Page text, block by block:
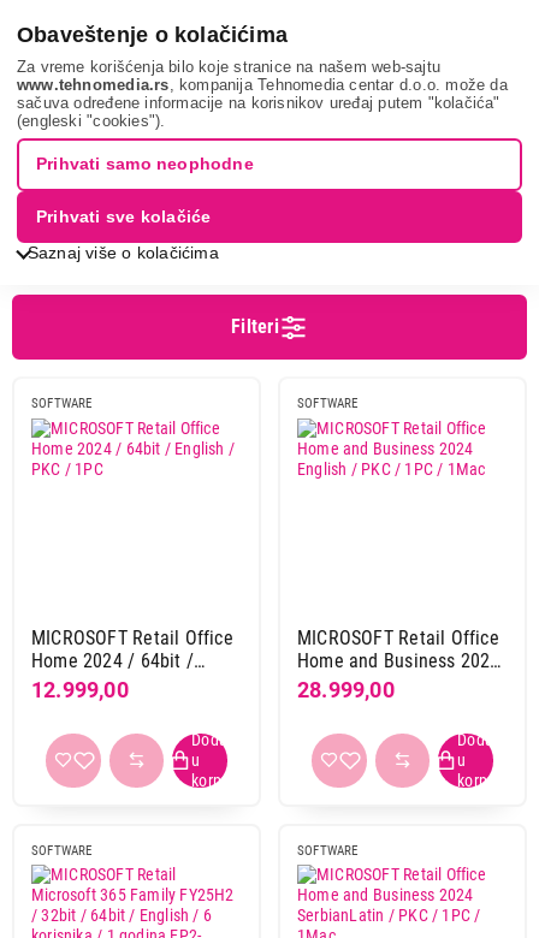
Obaveštenje o kolačićima
Za vreme korišćenja bilo koje stranice na našem web-sajtu
www.tehnomedia.rs , kompanija Tehnomedia centar d.o.o. može da
sačuva određene informacije na korisnikov uređaj putem "kolačića"
(engleski "cookies").
Saznaj više o kolačićima
Prihvati samo neophodne
Prihvati sve kolačiće
It & gaming Software Office paketi
Cena od Cena do
OFFICE PAKETI
Sortiranje Prikaz
Filteri
SOFTWARE
MICROSOFT Retail Office
Home 2024 / 64bit /
English / PKC / 1PC
12.999,00
SOFTWARE
MICROSOFT Retail Office
Home and Business 2024
English / PKC / 1PC /
28.999,00
SOFTWARE SOFTWARE